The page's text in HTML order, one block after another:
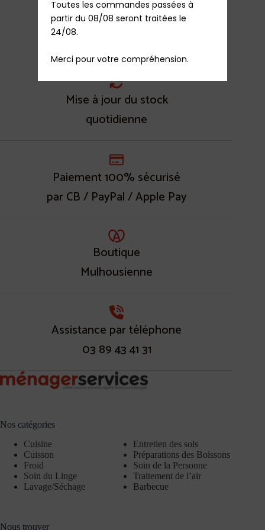
Rupture de stock 27,60€TTC
Mise à jour du stock
quotidienne
Paiement 100% sécurisé
par CB / PayPal / Apple Pay
Boutique
Mulhousienne
Assistance par téléphone
03 89 43 41 31
Nos catégories
Cuisine
Cuisson
Froid
Soin du Linge
Lavage/Séchage
Entretien des sols
Préparations des Boissons
Soin de la Personne
Traitement de l’air
Barbecue
Nous trouver
Toutes les commandes passées à
partir du 08/08 seront traitées le
24/08.
Merci pour votre compréhension.